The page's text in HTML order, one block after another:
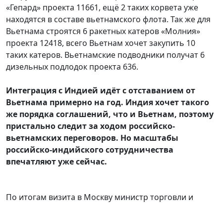
«Гепард» проекта 11661, ещё 2 таких корвета уже
находятся в составе вьетнамского флота. Так же для
Вьетнама строятся 6 ракетных катеров «Молния»
проекта 12418, всего Вьетнам хочет закупить 10
таких катеров. Вьетнамские подводники получат 6
дизельных подлодок проекта 636.
Интеграция с Индией идёт с отставанием от
Вьетнама примерно на год. Индия хочет такого
же порядка соглашений, что и Вьетнам, поэтому
пристально следит за ходом российско-
вьетнамских переговоров. Но масштабы
российско-индийского сотрудничества
впечатляют уже сейчас.
По итогам визита в Москву министр торговли и